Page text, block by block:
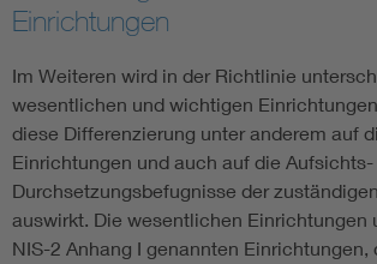
Einrichtungen
Im Weiteren wird in der Richtlinie
wesentlichen und wichtigen
diese Differenzierung unter anderem auf
Einrichtungen und auch auf die
Durchsetzungsbefugnisse der
auswirkt. Die wesentlichen Einrichtungen
NIS-2 Anhang I genannten Einrichtungen,